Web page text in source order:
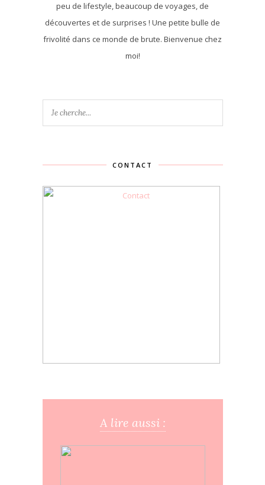
peu de lifestyle, beaucoup de voyages, de
découvertes et de surprises ! Une petite bulle de
frivolité dans ce monde de brute. Bienvenue chez
moi!
CONTACT
A lire aussi :